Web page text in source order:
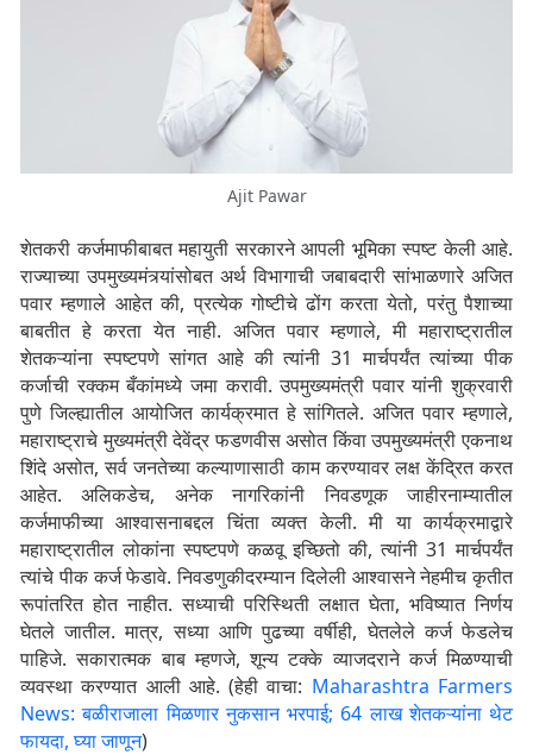
Ajit Pawar
शेतकरी कर्जमाफीबाबत महायुती सरकारने आपली भूमिका स्पष्ट केली आहे.
राज्याच्या उपमुख्यमंत्र्यांसोबत अर्थ विभागाची जबाबदारी सांभाळणारे अजित
पवार म्हणाले आहेत की, प्रत्येक गोष्टीचे ढोंग करता येतो, परंतु पैशाच्या
बाबतीत हे करता येत नाही. अजित पवार म्हणाले, मी महाराष्ट्रातील
शेतकऱ्यांना स्पष्टपणे सांगत आहे की त्यांनी 31 मार्चपर्यंत त्यांच्या पीक
कर्जाची रक्कम बँकांमध्ये जमा करावी. उपमुख्यमंत्री पवार यांनी शुक्रवारी
पुणे जिल्ह्यातील आयोजित कार्यक्रमात हे सांगितले. अजित पवार म्हणाले,
महाराष्ट्राचे मुख्यमंत्री देवेंद्र फडणवीस असोत किंवा उपमुख्यमंत्री एकनाथ
शिंदे असोत, सर्व जनतेच्या कल्याणासाठी काम करण्यावर लक्ष केंद्रित करत
आहेत. अलिकडेच, अनेक नागरिकांनी निवडणूक जाहीरनाम्यातील
कर्जमाफीच्या आश्वासनाबद्दल चिंता व्यक्त केली. मी या कार्यक्रमाद्वारे
महाराष्ट्रातील लोकांना स्पष्टपणे कळवू इच्छितो की, त्यांनी 31 मार्चपर्यंत
त्यांचे पीक कर्ज फेडावे. निवडणुकीदरम्यान दिलेली आश्वासने नेहमीच कृतीत
रूपांतरित होत नाहीत. सध्याची परिस्थिती लक्षात घेता, भविष्यात निर्णय
घेतले जातील. मात्र, सध्या आणि पुढच्या वर्षीही, घेतलेले कर्ज फेडलेच
पाहिजे. सकारात्मक बाब म्हणजे, शून्य टक्के व्याजदराने कर्ज मिळण्याची
व्यवस्था करण्यात आली आहे. (हेही वाचा: Maharashtra Farmers
News: बळीराजाला मिळणार नुकसान भरपाई; 64 लाख शेतकऱ्यांना थेट
फायदा, घ्या जाणून)